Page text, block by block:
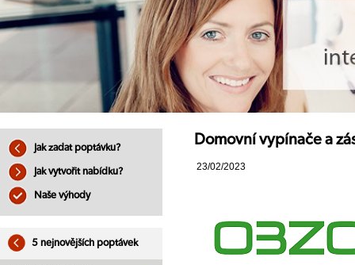
Jak zadat poptávku?
Jak vytvořit nabídku?
Naše výhody
5 nejnovějších poptávek
Domovní vypínače a
23/02/2023